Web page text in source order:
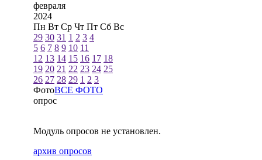
февраля
2024
Пн Вт Ср Чт Пт Сб Вс
29 30 31 1 2 3 4
5 6 7 8 9 10 11
12 13 14 15 16 17 18
19 20 21 22 23 24 25
26 27 28 29 1 2 3
ФотоВСЕ ФОТО
опрос
Модуль опросов не установлен.
архив опросов